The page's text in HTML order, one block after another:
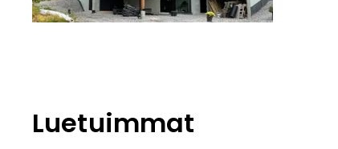
Luetuimmat